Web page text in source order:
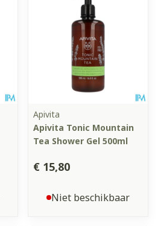
Apivita
Apivita Tonic Mountain
Tea Shower Gel 500ml
€ 15,80
Niet beschikbaar